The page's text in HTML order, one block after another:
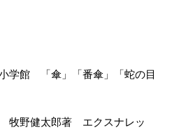
学館 「傘」「番傘」「蛇の目
牧野健太郎著 エクスナレッ